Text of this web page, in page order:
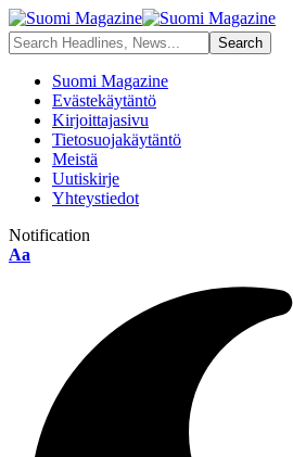
Suomi Magazine
Evästekäytäntö
Kirjoittajasivu
Tietosuojakäytäntö
Meistä
Uutiskirje
Yhteystiedot
Notification
Font
Aa